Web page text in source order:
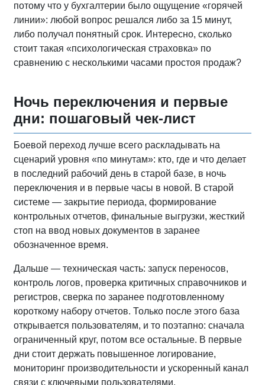
потому что у бухгалтерии было ощущение «горячей
линии»: любой вопрос решался либо за 15 минут,
либо получал понятный срок. Интересно, сколько
стоит такая «психологическая страховка» по
сравнению с несколькими часами простоя продаж?
Ночь переключения и первые
дни: пошаговый чек‑лист
Боевой переход лучше всего раскладывать на
сценарий уровня «по минутам»: кто, где и что делает
в последний рабочий день в старой базе, в ночь
переключения и в первые часы в новой. В старой
системе — закрытие периода, формирование
контрольных отчетов, финальные выгрузки, жесткий
стоп на ввод новых документов в заранее
обозначенное время.
Дальше — техническая часть: запуск переносов,
контроль логов, проверка критичных справочников и
регистров, сверка по заранее подготовленному
короткому набору отчетов. Только после этого база
открывается пользователям, и то поэтапно: сначала
ограниченный круг, потом все остальные. В первые
дни стоит держать повышенное логирование,
мониторинг производительности и ускоренный канал
связи с ключевыми пользователями.